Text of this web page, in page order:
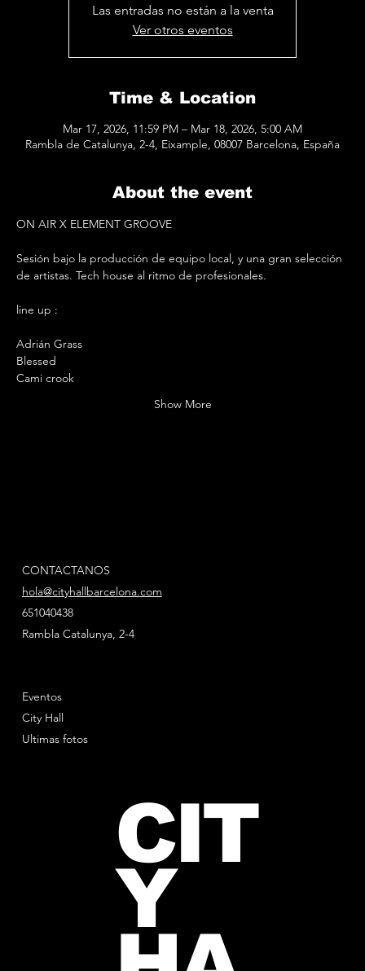
Las entradas no están a la venta
Ver otros eventos
Time & Location
Mar 17, 2026, 11:59 PM – Mar 18, 2026, 5:00 AM
Rambla de Catalunya, 2-4, Eixample, 08007 Barcelona, España
About the event
ON AIR X ELEMENT GROOVE
Sesión bajo la producción de equipo local, y una gran selección
de artistas. Tech house al ritmo de profesionales.
line up :
Adrián Grass
Blessed
Cami crook
Show More
Eventos
City Hall
Ultimas fotos
CIT
Y
CONTACTANOS
hola@cityhallbarcelona.com
651040438
Rambla Catalunya, 2-4